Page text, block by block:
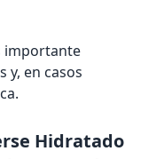
importante
y, en casos
Hidratado